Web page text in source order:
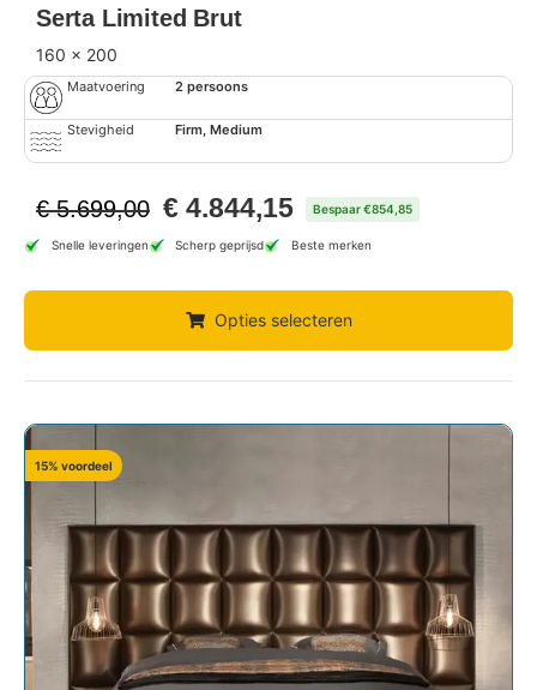
Serta Limited Brut
160 x 200
Maatvoering 2 persoons
Stevigheid Firm, Medium
€5.699,00 € 4.844,15 Bespaar €854,85
Snelle leveringen Scherp geprijsd Beste merken
Opties selecteren
15% voordeel